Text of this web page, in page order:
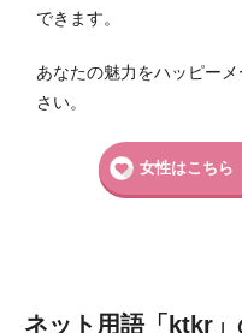
できます。
あなたの魅力をハッピー
さい。
女性はこちら
ネット用語「ktkr